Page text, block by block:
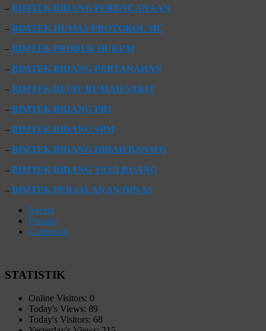
– BIMTEK BIDANG PERENCANAAN
– BIMTEK HUMAS PROTOKOL MC
– BIMTEK PRODUK HUKUM
– BIMTEK BIDANG PERTANAHAN
– BIMTEK BLUD/ RUMAH SAKIT
– BIMTEK BIDANG PBJ
– BIMTEK BIDANG SPM
– BIMTEK BIDANG HIBAH BANSOS
– BIMTEK BIDANG TATA RUANG
– BIMTEK PERJALANAN DINAS
Recent
Popular
Comments
STATISTIK
Online Visitors: 0
Today's Views: 89
Today's Visitors: 68